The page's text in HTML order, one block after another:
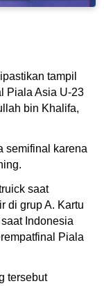
tampil
Piala Asia U-23
bin Khalifa,
semifinal karena
saat
di grup A. Kartu
Indonesia
Piala
tersebut